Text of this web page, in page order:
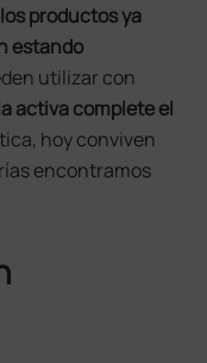
los productos ya
estando
utilizar con
activa complete el
hoy conviven
encontramos